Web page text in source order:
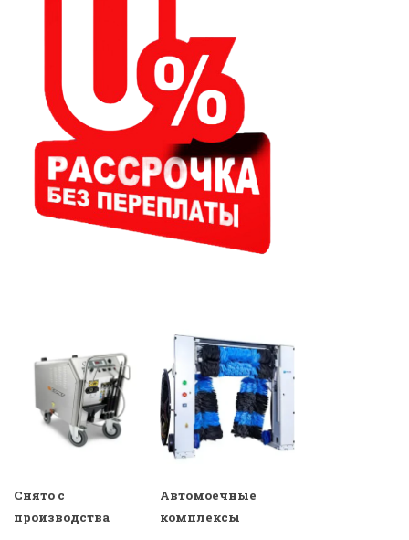
Снято с
производства
Автомоечные
комплексы